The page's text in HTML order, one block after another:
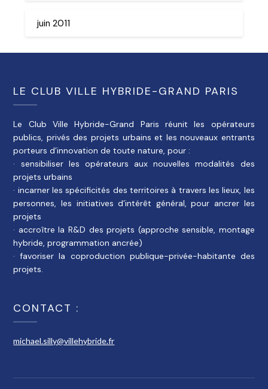
juin 2011
LE CLUB VILLE HYBRIDE-GRAND PARIS
Le Club Ville Hybride-Grand Paris réunit les opérateurs
publics, privés des projets urbains et les nouveaux entrants
porteurs d’innovation de toute nature, pour :
· sensibiliser les opérateurs aux nouvelles modalités des
projets urbains
· incarner les spécificités des territoires à travers les lieux, les
personnes, les initiatives d’intérêt général, pour ancrer les
projets
· accroître la R&D des projets (approche sensible, montage
hybride, programmation ancrée)
· favoriser la coproduction publique-privée-habitante des
projets.
CONTACT :
michael.silly@villehybride.fr